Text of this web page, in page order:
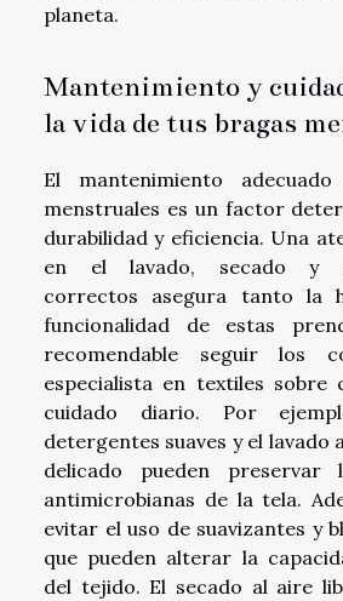
planeta.
Mantenimiento y
la vida de tus bragas
El mantenimiento
menstruales es un factor
durabilidad y eficiencia. Una
en el lavado, secado y
correctos asegura tanto la
funcionalidad de estas
recomendable seguir los
especialista en textiles sobre
cuidado diario. Por
detergentes suaves y el lavado
delicado pueden preservar
antimicrobianas de la tela.
evitar el uso de suavizantes y
que pueden alterar la
del tejido. El secado al aire